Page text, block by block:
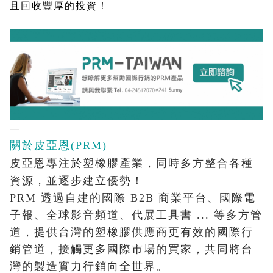
且回收豐厚的投資！
—
關於皮亞恩(PRM)
皮亞恩專注於塑橡膠產業，同時多方整合各種
資源，並逐步建立優勢！
PRM 透過自建的國際 B2B 商業平台、國際電
子報、全球影音頻道、代展工具書 ... 等多方管
道，提供台灣的塑橡膠供應商更有效的國際行
銷管道，接觸更多國際市場的買家，共同將台
灣的製造實力行銷向全世界。